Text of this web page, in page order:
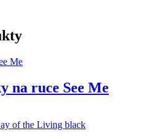
na ruce See Me